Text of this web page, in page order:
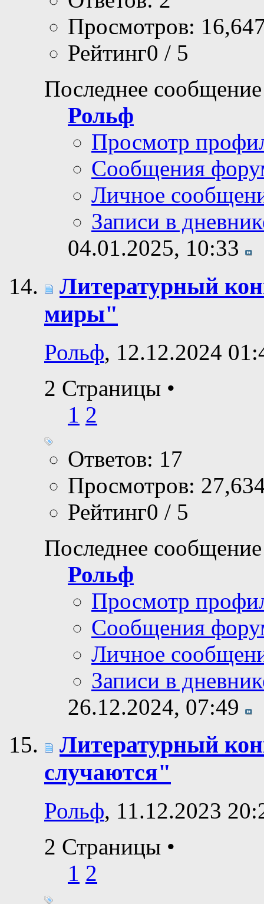
Просмотров:
Рейтинг0 / 5
Последнее
Рольф
Просмотр
Сообщения
Личное
Записи в
04.01.2025, 10:33
Литературный
миры"
Рольф, 12.12.2024
2 Страницы •
1 2
Ответов: 17
Просмотров:
Рейтинг0 / 5
Последнее
Рольф
Просмотр
Сообщения
Личное
Записи в
26.12.2024, 07:49
Литературный
случаются"
Рольф, 11.12.2023
2 Страницы •
1 2